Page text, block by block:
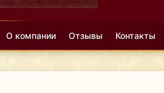
О компании Отзывы Контакты